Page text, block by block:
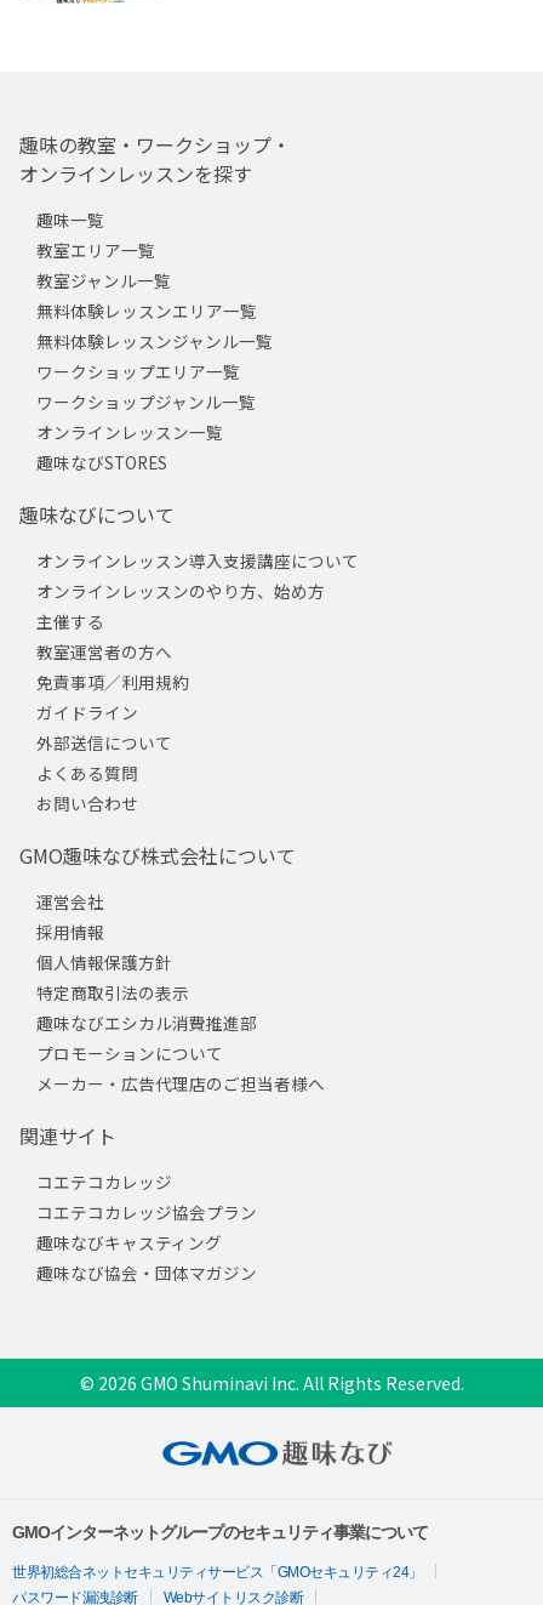
趣味の教室・ワークショップ・
オンラインレッスンを探す
趣味一覧
教室エリア一覧
教室ジャンル一覧
無料体験レッスンエリア一覧
無料体験レッスンジャンル一覧
ワークショップエリア一覧
ワークショップジャンル一覧
オンラインレッスン一覧
趣味なびSTORES
趣味なびについて
オンラインレッスン導入支援講座について
オンラインレッスンのやり方、始め方
主催する
教室運営者の方へ
免責事項／利用規約
ガイドライン
外部送信について
よくある質問
お問い合わせ
GMO趣味なび株式会社について
運営会社
採用情報
個人情報保護方針
特定商取引法の表示
趣味なびエシカル消費推進部
プロモーションについて
メーカー・広告代理店のご担当者様へ
関連サイト
コエテコカレッジ
コエテコカレッジ協会プラン
趣味なびキャスティング
趣味なび協会・団体マガジン
© 2026 GMO Shuminavi Inc. All Rights Reserved.